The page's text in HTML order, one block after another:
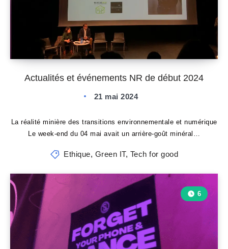
Actualités et événements NR de début 2024
21 mai 2024
La réalité minière des transitions environnementale et numérique
Le week-end du 04 mai avait un arrière-goût minéral…
Ethique, Green IT, Tech for good
6